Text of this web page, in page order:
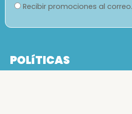
Recibir promociones al correo.
POLíTICAS